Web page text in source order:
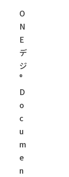
O
N
E
デ
ジ
®
D
o
c
u
m
e
n